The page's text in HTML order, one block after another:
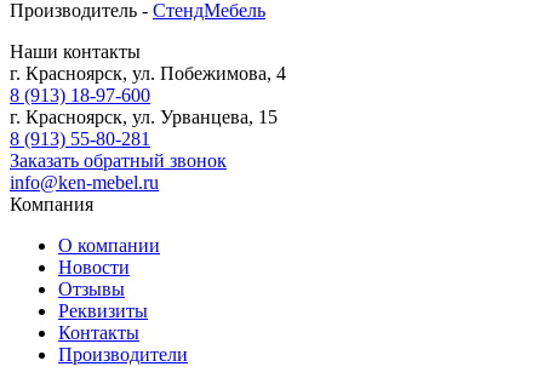
Производитель - СтендМебель
Наши контакты
г. Красноярск, ул. Побежимова, 4
8 (913) 18-97-600
г. Красноярск, ул. Урванцева, 15
8 (913) 55-80-281
Заказать обратный звонок
info@ken-mebel.ru
Компания
О компании
Новости
Отзывы
Реквизиты
Контакты
Производители